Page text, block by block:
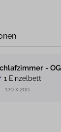
- OG
1 Einzelbett
120 x 200